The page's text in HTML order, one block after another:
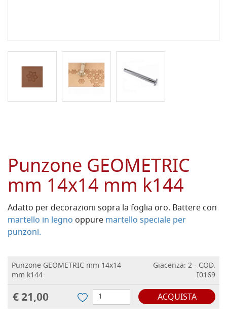
Punzone GEOMETRIC
mm 14x14 mm k144
Adatto per decorazioni sopra la foglia oro. Battere con
martello in legno oppuremartello speciale per
punzoni.
Punzone GEOMETRIC mm 14x14
mm k144
Giacenza: 2 - COD.
I0169
€ 21,00 ACQUISTA